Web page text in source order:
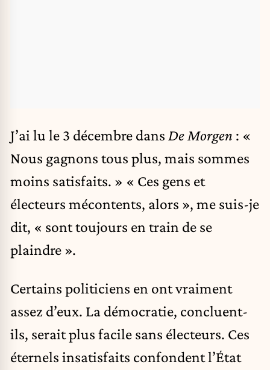
J’ai lu le 3 décembre dans De Morgen : «
Nous gagnons tous plus, mais sommes
moins satisfaits. » « Ces gens et
électeurs mécontents, alors », me suis-je
dit, « sont toujours en train de se
plaindre ».
Certains politiciens en ont vraiment
assez d’eux. La démocratie, concluent-
ils, serait plus facile sans électeurs. Ces
éternels insatisfaits confondent l’État